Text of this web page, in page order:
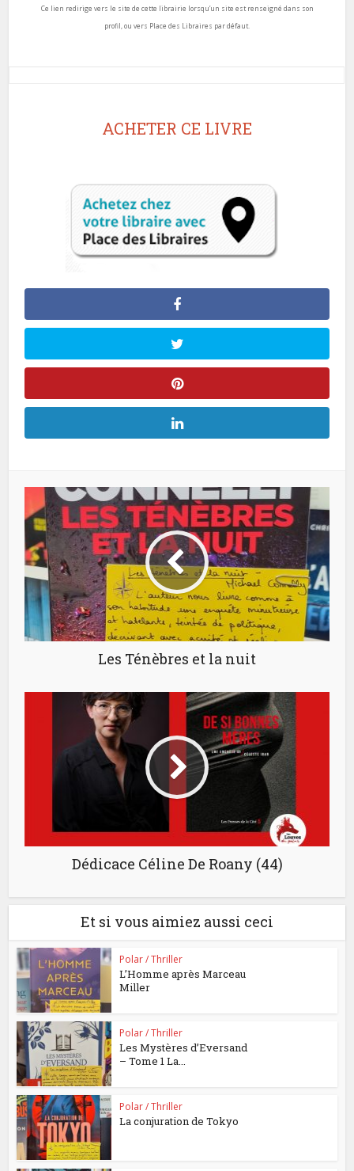
Ce lien redirige vers le site de cette librairie lorsqu’un site est renseigné dans son
profil, ou vers Place des Libraires par défaut.
ACHETER CE LIVRE
Les Ténèbres et la nuit
Dédicace Céline De Roany (44)
Et si vous aimiez aussi ceci
Polar / Thriller
L’Homme après Marceau
Miller
Polar / Thriller
Les Mystères d’Eversand
– Tome 1 La...
Polar / Thriller
La conjuration de Tokyo